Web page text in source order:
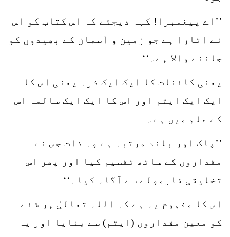
’’اے پیغمبرا! کہہ دیجئے کہ اس کتاب کو اس
نے اتارا ہے جو زمین و آسمان کے بھیدوں کو
جاننے والا ہے۔‘‘
یعنی کائنات کا ایک ایک ذرہ یعنی اس کا
ایک ایک ایٹم اور اس کا ایک ایک سالمہ اس
کے علم میں ہے۔
’’پاک اور بلند مرتبہ ہے وہ ذات جس نے
مقداروں کے ساتھ تقسیم کیا اور پھر اس
تخلیقی فارمولے سے آگاہ کیا۔‘‘
اس کا مفہوم یہ ہے کہ اللہ تعالیٰ ہر شئے
کو معین مقداروں (ایٹم) سے بنایا اور یہ